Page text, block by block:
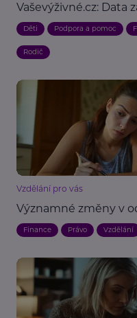
Vaševýživné.cz: Data
Děti Podpora a pomoc
Rodič
Vzdělání pro vás
Významné změny v
Finance Právo Vzdělání